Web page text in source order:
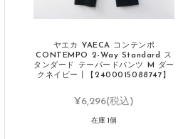
ヤエカ YAECA コンテンポ
CONTEMPO 2-Way Standard ス
タンダード テーパードパンツ M ダー
クネイビー┃【2400015088747】
¥6,296(税込)
在庫 1個